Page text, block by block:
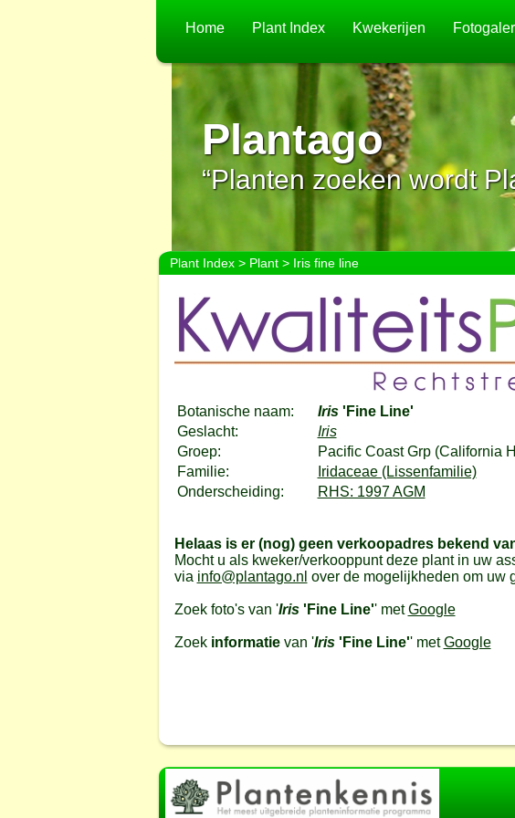
Home Plant Index Kwekerijen
Plantago
“Planten zoeken wordt
Plant Index> Plant> Iris fine line
Botanische naam: Iris'Fine Line'
Geslacht:
Iris
Groep:
Pacific Coast Grp (California
Familie:
Iridaceae (Lissenfamilie)
Onderscheiding:
RHS: 1997 AGM
Helaas is er (nog) geen verkoopadres bekend
Mocht u als kweker/verkooppunt deze plant in uw
via info@plantago.nl over de mogelijkheden om uw
Zoek foto's van 'Iris'Fine Line'' metGoogle
Zoek informatievan 'Iris'Fine Line'' metGoogle